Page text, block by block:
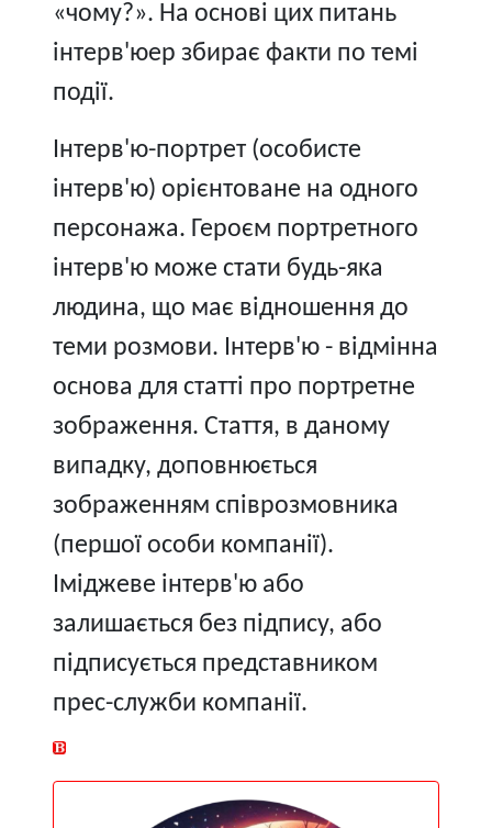
«чому?». На основі цих питань
інтерв'юер збирає факти по темі
події.
Інтерв'ю-портрет (особисте
інтерв'ю) орієнтоване на одного
персонажа. Героєм портретного
інтерв'ю може стати будь-яка
людина, що має відношення до
теми розмови. Інтерв'ю - відмінна
основа для статті про портретне
зображення. Стаття, в даному
випадку, доповнюється
зображенням співрозмовника
(першої особи компанії).
Іміджеве інтерв'ю або
залишається без підпису, або
підписується представником
прес-служби компанії.